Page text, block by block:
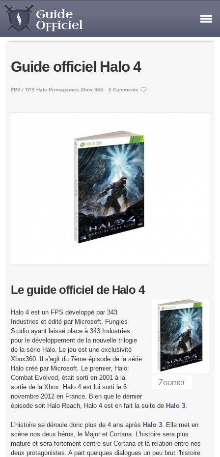
Guide officiel Halo 4
FPS / TPS Halo Primagames Xbox 360 0 Comments
Le guide officiel de Halo 4
Halo 4 est un FPS développé par 343
Industries et édité par Microsoft. Fungies
Studio ayant laissé place à 343 Industries
pour le développement de la nouvelle trilogie
de la série Halo. Le jeu est une exclusivité
Xbox360. Il s'agit du 7ème épisode de la série
Halo créé par Microsoft. Le premier, Halo:
Combat Evolved, était sorti en 2001 à la
sortie de la Xbox. Halo 4 est lui sorti le 6
novembre 2012 en France. Bien que le dernier
épisode soit Halo Reach, Halo 4 est en fait la suite de Halo 3.
L'histoire se déroule donc plus de 4 ans après Halo 3. Elle met en
scène nos deux héros, le Major et Cortana. L'histoire sera plus
mature et sera fortement centré sur Cortana et la relation entre nos
deux protagonistes. A part quelques dialogues un peu brut l'histoire